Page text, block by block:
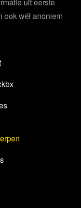
ook wél anoniem